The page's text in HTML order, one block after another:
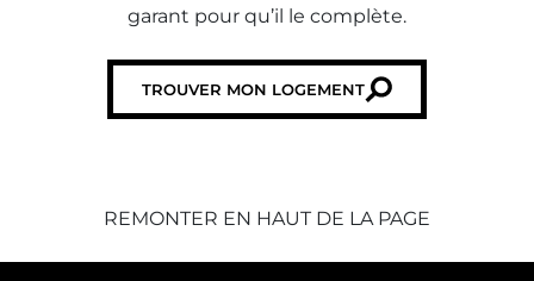
garant pour qu’il le complète.
TROUVER MON LOGEMENT
REMONTER EN HAUT DE LA PAGE